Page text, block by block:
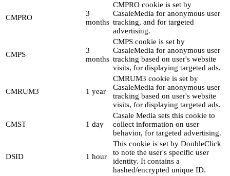
CMPRO
3
months
CMPRO cookie is set by
CasaleMedia for anonymous user
tracking, and for targeted
advertising.
CMPS
3
months
CMPS cookie is set by
CasaleMedia for anonymous user
tracking based on user's website
visits, for displaying targeted ads.
CMRUM3 1 year
CMRUM3 cookie is set by
CasaleMedia for anonymous user
tracking based on user's website
visits, for displaying targeted ads.
CMST 1 day
Casale Media sets this cookie to
collect information on user
behavior, for targeted advertising.
DSID 1 hour
This cookie is set by DoubleClick
to note the user's specific user
identity. It contains a
hashed/encrypted unique ID.